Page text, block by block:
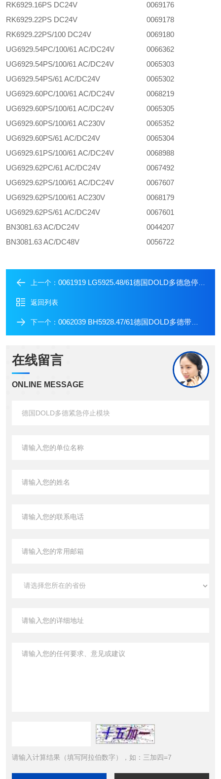
RK6929.16PS DC24V
0069176
RK6929.22PS DC24V
0069178
RK6929.22PS/100 DC24V
0069180
UG6929.54PC/100/61 AC/DC24V
0066362
UG6929.54PS/100/61 AC/DC24V
0065303
UG6929.54PS/61 AC/DC24V
0065302
UG6929.60PC/100/61 AC/DC24V
0068219
UG6929.60PS/100/61 AC/DC24V
0065305
UG6929.60PS/100/61 AC230V
0065352
UG6929.60PS/61 AC/DC24V
0065304
UG6929.61PS/100/61 AC/DC24V
0068988
UG6929.62PC/61 AC/DC24V
0067492
UG6929.62PS/100/61 AC/DC24V
0067607
UG6929.62PS/100/61 AC230V
0068179
UG6929.62PS/61 AC/DC24V
0067601
BN3081.63 AC/DC24V
0044207
BN3081.63 AC/DC48V
0056722
上一个： 0061919 LG5925.48/61德国DOLD多德急停模块
返回列表
下一个： 0062039 BH5928.47/61德国DOLD多德带延时的急停模块
在线留言
ONLINE MESSAGE
请输入计算结果（填写阿拉伯数字），如：三加四=7